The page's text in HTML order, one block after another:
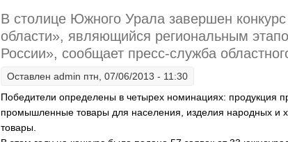
В столице Южного Урала завершен
области», являющийся региональным
России», сообщает пресс-служба
Оставлен admin птн, 07/06/2013 - 11:30
Победители определены в четырех номинациях: продукция
промышленные товары для населения, изделия народных и
товары.